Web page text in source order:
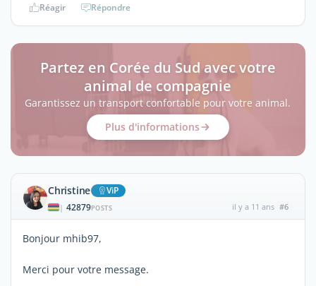
Réagir Répondre
Partez en Corée du Sud avec votre
animal de compagnie
Garantissez un transport confortable pour votre animal.
Plus d'informations
Christine ViP
| 42879POSTS il y a 11 ans #6
Bonjour mhib97,
Merci pour votre message.